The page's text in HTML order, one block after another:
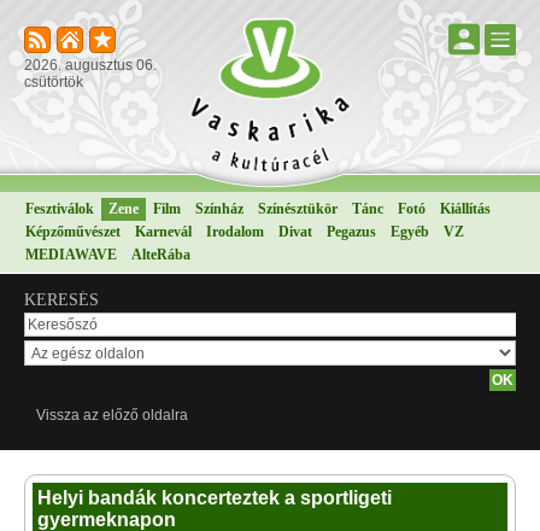
2026. augusztus 06.
csütörtök
Fesztiválok Zene Film Színház Színésztükör Tánc Fotó
Kiállítás
Képzőművészet
Karnevál Irodalom Divat Pegazus Egyéb
VZ
MEDIAWAVE
AlteRába
KERESÉS
Vissza az előző oldalra
Helyi bandák koncerteztek a sportligeti
gyermeknapon